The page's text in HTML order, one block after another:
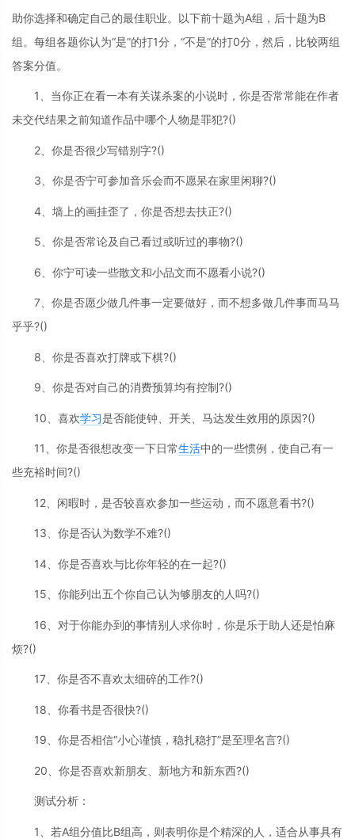
助你选择和确定自己的最佳职业。以下前十题为A组，后十题为B
组。每组各题你认为“是”的打1分，“不是”的打0分，然后，比较两组
答案分值。
1、当你正在看一本有关谋杀案的小说时，你是否常常能在作者
未交代结果之前知道作品中哪个人物是罪犯?()
2、你是否很少写错别字?()
3、你是否宁可参加音乐会而不愿呆在家里闲聊?()
4、墙上的画挂歪了，你是否想去扶正?()
5、你是否常论及自己看过或听过的事物?()
6、你宁可读一些散文和小品文而不愿看小说?()
7、你是否愿少做几件事一定要做好，而不想多做几件事而马马
乎乎?()
8、你是否喜欢打牌或下棋?()
9、你是否对自己的消费预算均有控制?()
10、喜欢学习是否能使钟、开关、马达发生效用的原因?()
11、你是否很想改变一下日常生活中的一些惯例，使自己有一
些充裕时间?()
12、闲暇时，是否较喜欢参加一些运动，而不愿意看书?()
13、你是否认为数学不难?()
14、你是否喜欢与比你年轻的在一起?()
15、你能列出五个你自己认为够朋友的人吗?()
16、对于你能办到的事情别人求你时，你是乐于助人还是怕麻
烦?()
17、你是否不喜欢太细碎的工作?()
18、你看书是否很快?()
19、你是否相信“小心谨慎，稳扎稳打”是至理名言?()
20、你是否喜欢新朋友、新地方和新东西?()
测试分析：
1、若A组分值比B组高，则表明你是个精深的人，适合从事具有